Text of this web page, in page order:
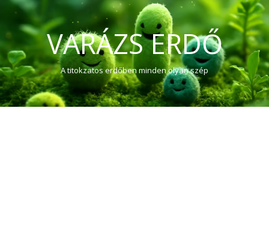
VARÁZS ERDŐ
A titokzatos erdőben minden olyan szép